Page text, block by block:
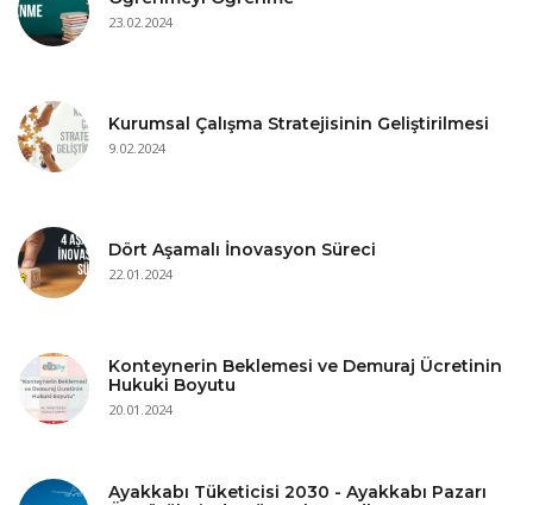
23.02.2024
Kurumsal Çalışma Stratejisinin Geliştirilmesi
9.02.2024
Dört Aşamalı İnovasyon Süreci
22.01.2024
Konteynerin Beklemesi ve Demuraj Ücretinin
Hukuki Boyutu
20.01.2024
Ayakkabı Tüketicisi 2030 - Ayakkabı Pazarı